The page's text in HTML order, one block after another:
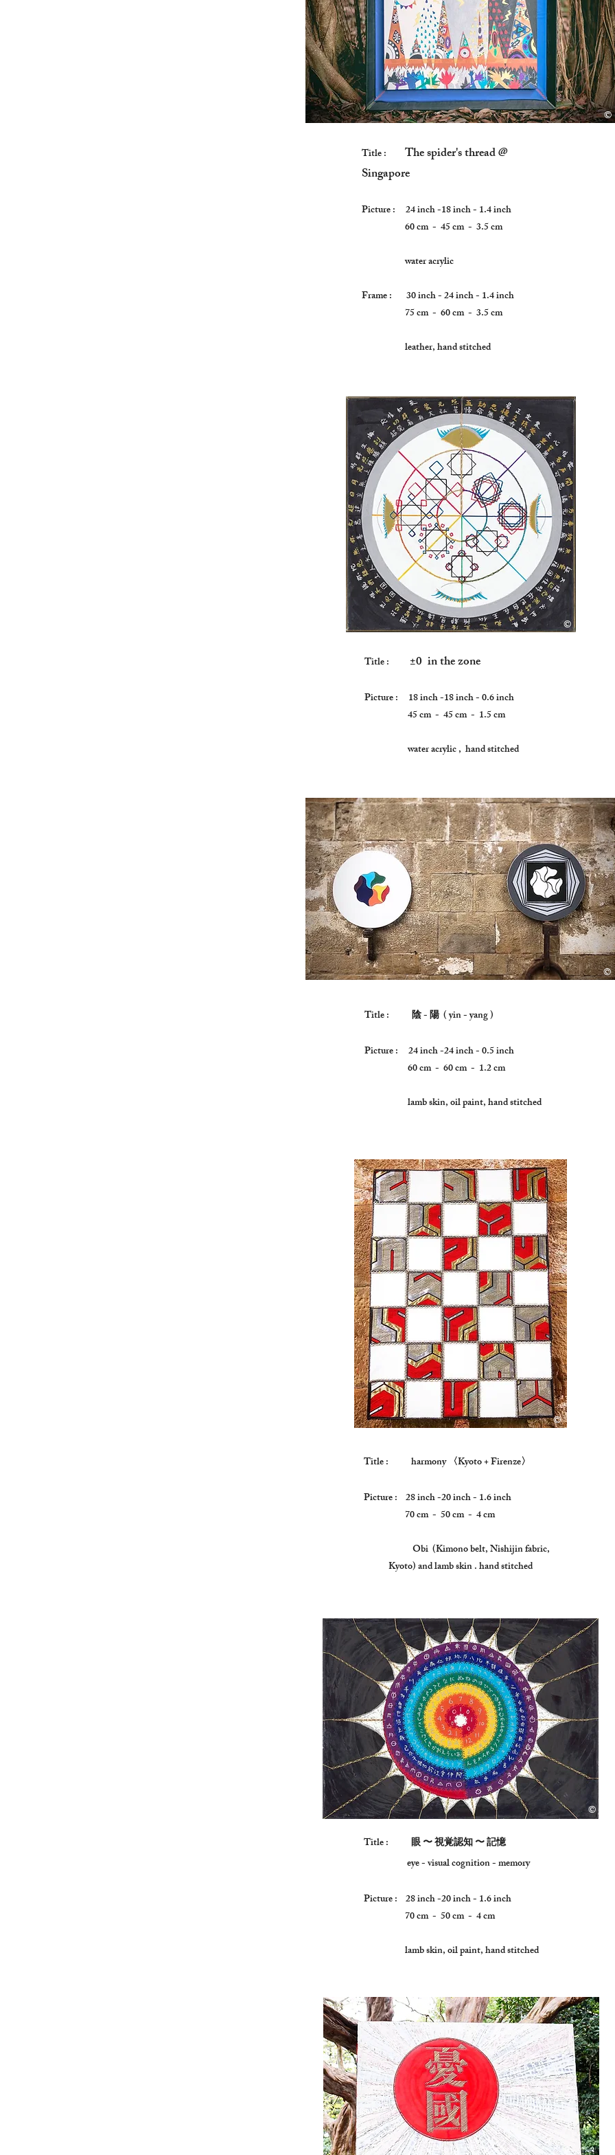
©
Title : The spider's thread @
Singapore
Picture : 24 inch -18 inch - 1.4 inch
60 cm - 45 cm - 3.5 cm
water acrylic
Frame : 30 inch - 24 inch - 1.4 inch
75 cm - 60 cm - 3.5 cm
leather, hand stitched
©
Title : ±0 in the zone
Picture : 18 inch -18 inch - 0.6 inch
45 cm - 45 cm - 1.5 cm
water acrylic , hand stitched
©
Title : 陰 - 陽 ( yin - yang )
Picture : 24 inch -24 inch - 0.5 inch
60 cm - 60 cm - 1.2 cm
lamb skin, oil paint, hand stitched
©
Title : harmony 〈Kyoto + Firenze〉
Picture : 28 inch -20 inch - 1.6 inch
70 cm - 50 cm - 4 cm
Obi (Kimono belt, Nishijin fabric,
Kyoto) andlamb skin . hand stitched
©
Title : 眼 〜 視覚認知 〜 記憶
eye - visual cognition - memory
Picture : 28 inch -20 inch - 1.6 inch
70 cm - 50 cm - 4 cm
lamb skin, oil paint, hand stitched